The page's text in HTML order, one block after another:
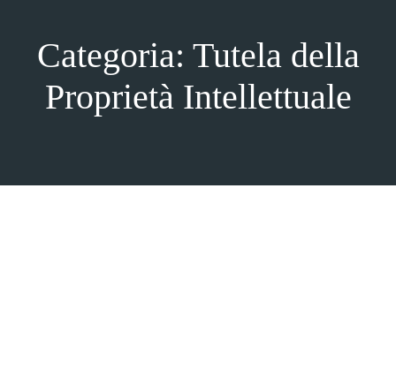
Categoria: Tutela della
Proprietà Intellettuale